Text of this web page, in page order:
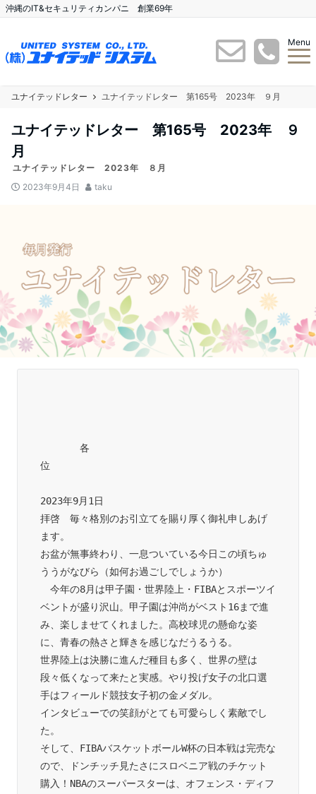
沖縄のIT&セキュリティカンパニ 創業69年
Menu
ユナイテッドレター ユナイテッドレター 第165号 2023年 ９月
ユナイテッドレター 第165号 2023年 ９
月
ユナイテッドレター 2023年 ８月
2023年9月4日
taku
各
位
2023年9月1日
拝啓　毎々格別のお引立てを賜り厚く御礼申しあげ
ます。
お盆が無事終わり、一息ついている今日この頃ちゅ
ううがなびら（如何お過ごしでしょうか）
今年の8月は甲子園・世界陸上・FIBAとスポーツイ
ベントが盛り沢山。甲子園は沖尚がベスト16まで進
み、楽しませてくれました。高校球児の懸命な姿
に、青春の熱さと輝きを感じなだうるうる。
世界陸上は決勝に進んだ種目も多く、世界の壁は
段々低くなって来たと実感。やり投げ女子の北口選
手はフィールド競技女子初の金メダル。
インタビューでの笑顔がとても可愛らしく素敵でし
た。
そして、FIBAバスケットボールW杯の日本戦は完売な
ので、ドンチッチ見たさにスロベニア戦のチケット
購入！NBAのスーパースターは、オフェンス・ディフ